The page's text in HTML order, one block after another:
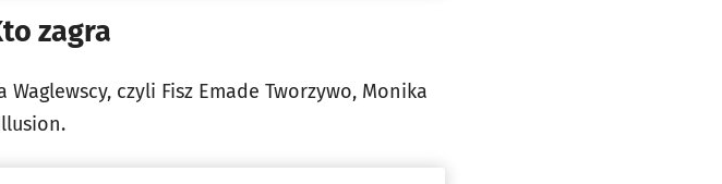
zagra
czyli Fisz Emade Tworzywo, Monika